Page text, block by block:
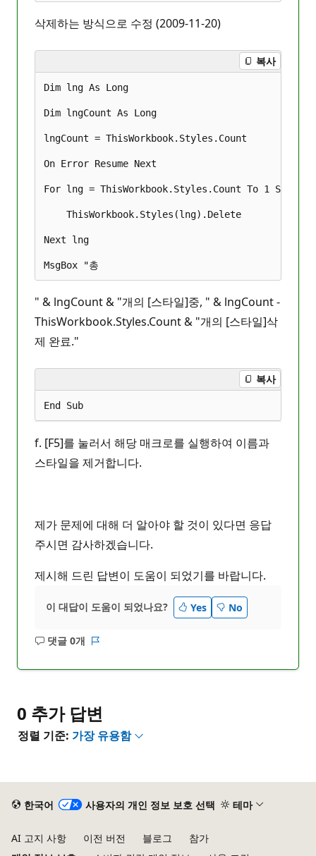
삭제하는 방식으로 수정 (2009-11-20)
복사
Dim lng As Long
Dim lngCount As Long
lngCount = ThisWorkbook.Styles.Count
On Error Resume Next
For lng = ThisWorkbook.Styles.Count To 1 Step -1
ThisWorkbook.Styles(lng).Delete
Next lng
" & lngCount & "개의 [스타일]중, " & lngCount -
ThisWorkbook.Styles.Count & "개의 [스타일]삭
제 완료."
복사
f. [F5]를 눌러서 해당 매크로를 실행하여 이름과
스타일을 제거합니다.
제가 문제에 대해 더 알아야 할 것이 있다면 응답
주시면 감사하겠습니다.
제시해 드린 답변이 도움이 되었기를 바랍니다.
이 대답이 도움이 되었나요? Yes No
댓글 0개
설
0 추가 답변
정렬 기준: 가장 유용함
한국어 사용자의 개인 정보 보호 선택 테마
AI 고지 사항 이전 버전 블로그
참가